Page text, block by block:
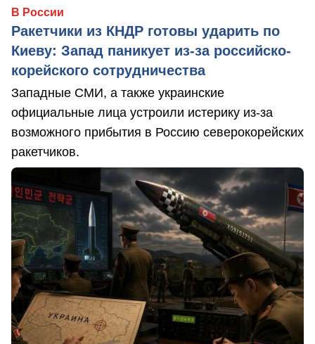
В России
Ракетчики из КНДР готовы ударить по
Киеву: Запад паникует из-за российско-
корейского сотрудничества
Западные СМИ, а также украинские
официальные лица устроили истерику из-за
возможного прибытия в Россию северокорейских
ракетчиков.